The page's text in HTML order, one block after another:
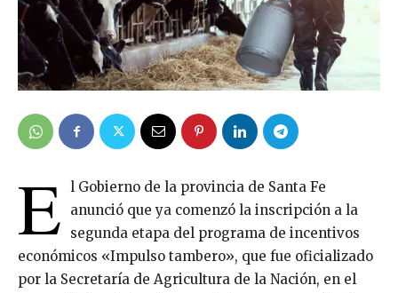
E l Gobierno de la provincia de Santa Fe
anunció que ya comenzó la inscripción a la
segunda etapa del programa de incentivos
económicos «Impulso tambero», que fue oficializado
por la Secretaría de Agricultura de la Nación, en el